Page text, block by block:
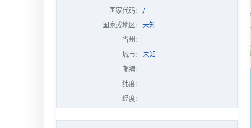
国家代码:
/
国家或地区:
未知
省州:
城市:
未知
邮编:
纬度:
经度: